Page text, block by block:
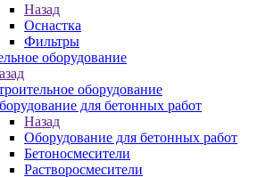
Назад
Оснастка
Фильтры
оборудование
оборудование
для бетонных работ
Назад
Оборудование для бетонных работ
Бетоносмесители
Растворосмесители